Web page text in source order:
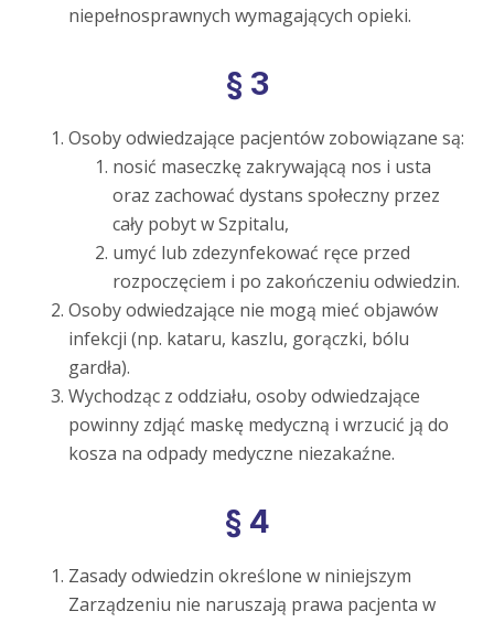
niepełnosprawnych wymagających opieki.
§ 3
Osoby odwiedzające pacjentów zobowiązane są:
nosić maseczkę zakrywającą nos i usta
oraz zachować dystans społeczny przez
cały pobyt w Szpitalu,
umyć lub zdezynfekować ręce przed
rozpoczęciem i po zakończeniu odwiedzin.
Osoby odwiedzające nie mogą mieć objawów
infekcji (np. kataru, kaszlu, gorączki, bólu
gardła).
Wychodząc z oddziału, osoby odwiedzające
powinny zdjąć maskę medyczną i wrzucić ją do
kosza na odpady medyczne niezakaźne.
§ 4
Zasady odwiedzin określone w niniejszym
Zarządzeniu nie naruszają prawa pacjenta w